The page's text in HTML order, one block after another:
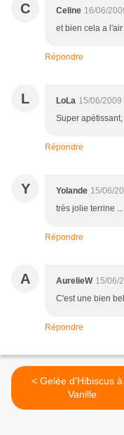
C Celine 16/06/
et bien cela a
Répondre
L LoLa 15/06/2009
Super
Répondre
Y Yolande 15/06/
très jolie terrine
Répondre
A AurelieW 15/06/
C'est une bien
Répondre
< Gelée d'Hibiscus à la
Vanille